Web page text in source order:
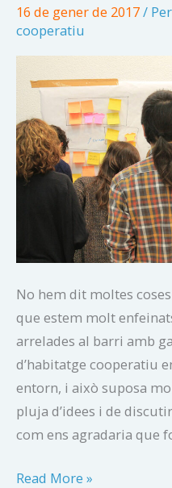
16 de gener de 2017/ Per
cooperatiu
No hem dit moltes
que estem molt
arrelades al barri amb
d’habitatge cooperatiu
entorn, i això suposa
pluja d’idees i de
com ens agradaria que
Estem
Read More »